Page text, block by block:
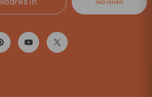
INDIENEN